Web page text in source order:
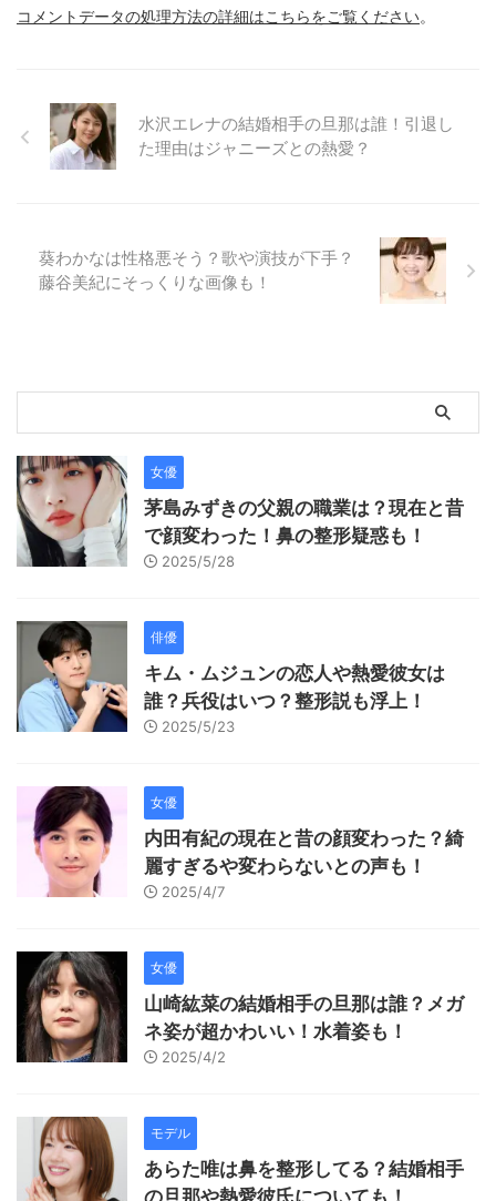
コメントデータの処理方法の詳細はこちらをご覧ください。
水沢エレナの結婚相手の旦那は誰！引退し
た理由はジャニーズとの熱愛？
葵わかなは性格悪そう？歌や演技が下手？
藤谷美紀にそっくりな画像も！
女優
茅島みずきの父親の職業は？現在と昔
で顔変わった！鼻の整形疑惑も！
2025/5/28
俳優
キム・ムジュンの恋人や熱愛彼女は
誰？兵役はいつ？整形説も浮上！
2025/5/23
女優
内田有紀の現在と昔の顔変わった？綺
麗すぎるや変わらないとの声も！
2025/4/7
女優
山崎紘菜の結婚相手の旦那は誰？メガ
ネ姿が超かわいい！水着姿も！
2025/4/2
モデル
あらた唯は鼻を整形してる？結婚相手
の旦那や熱愛彼氏についても！